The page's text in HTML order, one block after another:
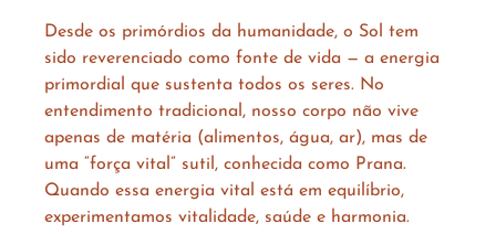
Desde os primórdios da humanidade, o Sol tem
sido reverenciado como fonte de vida — a energia
primordial que sustenta todos os seres. No
entendimento tradicional, nosso corpo não vive
apenas de matéria (alimentos, água, ar), mas de
uma “força vital” sutil, conhecida como Prana.
Quando essa energia vital está em equilíbrio,
experimentamos vitalidade, saúde e harmonia.